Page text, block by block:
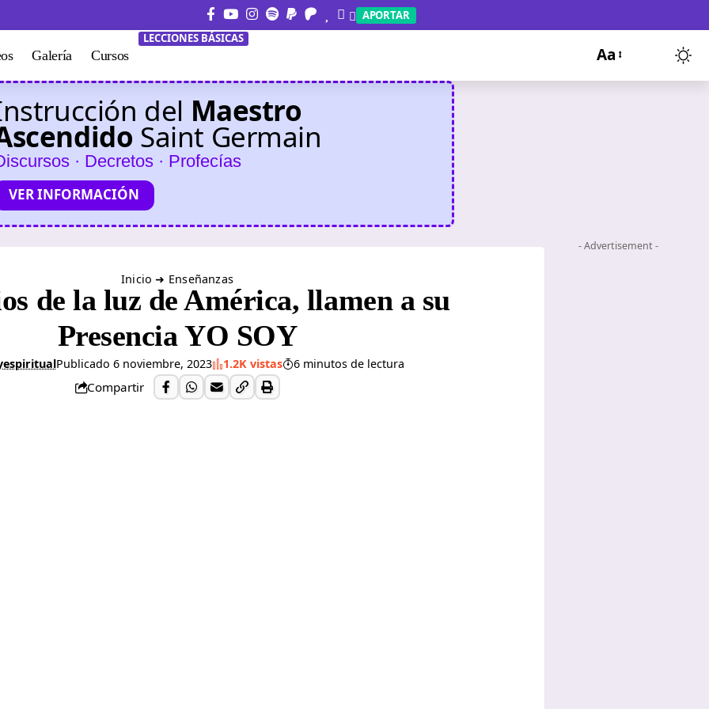
APORTAR
Galería Cursos
LECCIONES BÁSICAS
Aa
del Maestro
Saint Germain
· Decretos · Profecías
VER INFORMACIÓN
Inicio ➜ Enseñanzas
de la luz de América, llamen a su
Presencia YO SOY
Publicado 6 noviembre, 2023 1.2K vistas 6 minutos de lectura
Compartir
- Advertisement -